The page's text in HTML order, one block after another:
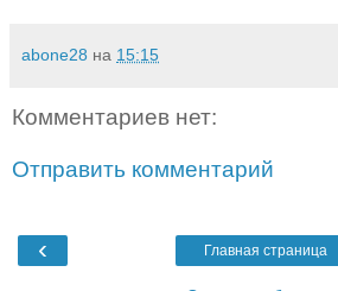
abone28 на 15:15
Комментариев нет:
Отправить комментарий
‹ Главная страница